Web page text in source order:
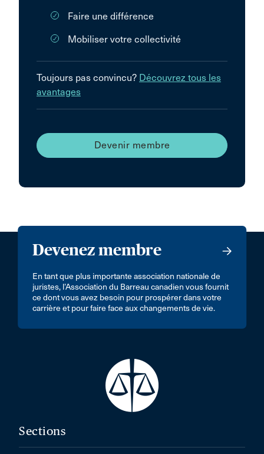
Faire une différence
Mobiliser votre collectivité
Toujours pas convincu? Découvrez tous les
avantages
Devenir membre
Devenez membre
En tant que plus importante association nationale de
juristes, l’Association du Barreau canadien vous fournit
ce dont vous avez besoin pour prospérer dans votre
carrière et pour faire face aux changements de vie.
Sections